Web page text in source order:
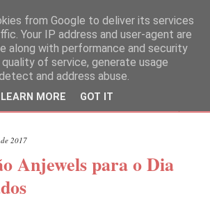
2017
Anjewels para o Dia
from Google to deliver its services
Your IP address and user-agent are
along with performance and security
of service, generate usage
and address abuse.
LEARN MORE GOT IT